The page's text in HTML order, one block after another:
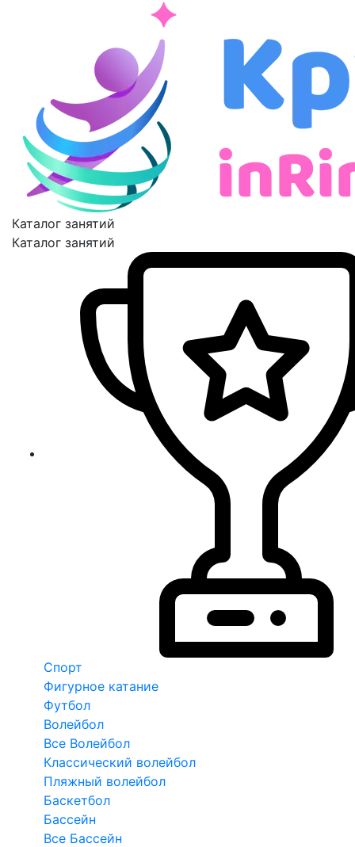
Каталог занятий
Каталог занятий
Спорт
Фигурное катание
Футбол
Волейбол
Все Волейбол
Классический волейбол
Пляжный волейбол
Баскетбол
Бассейн
Все Бассейн